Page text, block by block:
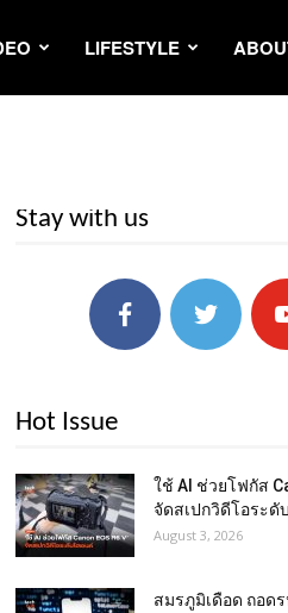
LIFESTYLE
Stay with us
Hot Issue
ใช้ AI ช่วยโฟกัส
จัดสเปกวิดีโอระดั
August 3, 2026
สมรภูมิเดือด ถอดร